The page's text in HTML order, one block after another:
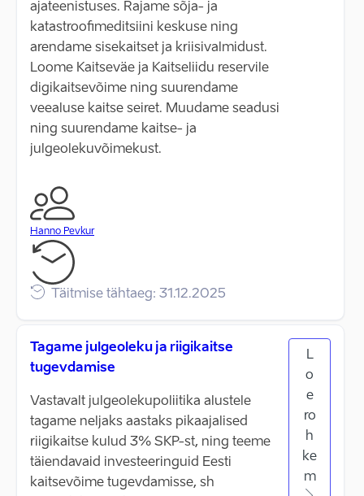
ajateenistuses. Rajame sõja- ja
katastroofimeditsiini keskuse ning
arendame sisekaitset ja kriisivalmidust.
Loome Kaitseväe ja Kaitseliidu reservile
digikaitsevõime ning suurendame
veealuse kaitse seiret. Muudame seadusi
ning suurendame kaitse- ja
julgeolekuvõimekust.
Hanno Pevkur
Täitmise tähtaeg: 31.12.2025
Tagame julgeoleku ja riigikaitse
tugevdamise
Vastavalt julgeolekupoliitika alustele
tagame neljaks aastaks pikaajalised
riigikaitse kulud 3% SKP-st, ning teeme
täiendavaid investeeringuid Eesti
kaitsevõime tugevdamisse, sh
L
o
e
ro
h
ke
m